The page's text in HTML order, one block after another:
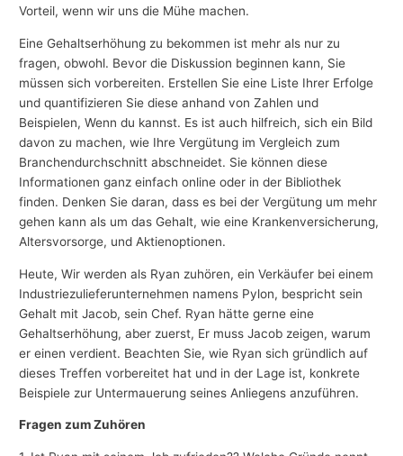
Vorteil, wenn wir uns die Mühe machen.
Eine Gehaltserhöhung zu bekommen ist mehr als nur zu
fragen, obwohl. Bevor die Diskussion beginnen kann, Sie
müssen sich vorbereiten. Erstellen Sie eine Liste Ihrer Erfolge
und quantifizieren Sie diese anhand von Zahlen und
Beispielen, Wenn du kannst. Es ist auch hilfreich, sich ein Bild
davon zu machen, wie Ihre Vergütung im Vergleich zum
Branchendurchschnitt abschneidet. Sie können diese
Informationen ganz einfach online oder in der Bibliothek
finden. Denken Sie daran, dass es bei der Vergütung um mehr
gehen kann als um das Gehalt, wie eine Krankenversicherung,
Altersvorsorge, und Aktienoptionen.
Heute, Wir werden als Ryan zuhören, ein Verkäufer bei einem
Industriezulieferunternehmen namens Pylon, bespricht sein
Gehalt mit Jacob, sein Chef. Ryan hätte gerne eine
Gehaltserhöhung, aber zuerst, Er muss Jacob zeigen, warum
er einen verdient. Beachten Sie, wie Ryan sich gründlich auf
dieses Treffen vorbereitet hat und in der Lage ist, konkrete
Beispiele zur Untermauerung seines Anliegens anzuführen.
Fragen zum Zuhören
n